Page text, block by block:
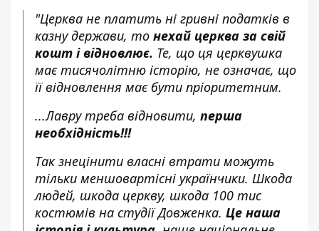
"Церква не платить ні гривні податків в
казну держави, то нехай церква за свій
кошт і відновлює. Те, що ця церквушка
має тисячолітню історію, не означає, що
її відновлення має бути пріоритетним.
...Лавру треба відновити, перша
необхідність!!!
Так знецінити власні втрати можуть
тільки меншовартісні українчики. Шкода
людей, шкода церкву, шкода 100 тис
костюмів на студії Довженка. Це наша